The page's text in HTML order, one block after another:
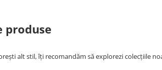
produse
alt stil, îți recomandăm să explorezi colecțiile